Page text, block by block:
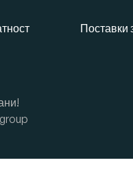
Поставки
group